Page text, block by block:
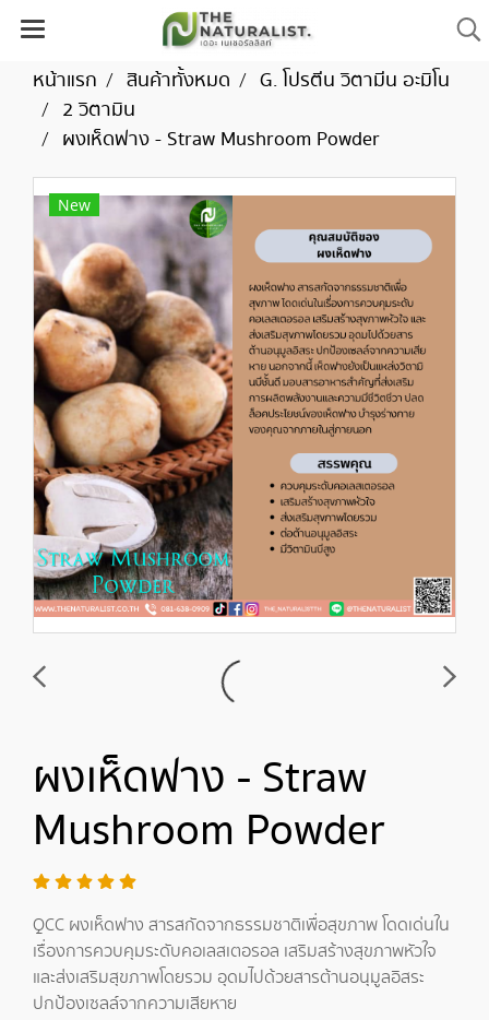
หน้าแรก สินค้าทั้งหมด
G. โปรตีน วิตามีน อะมิโน
2 วิตามิน
ผงเห็ดฟาง - Straw Mushroom Powder
New
ผงเห็ดฟาง - Straw
Mushroom Powder
QCC ผงเห็ดฟาง สารสกัดจากธรรมชาติเพื่อสุขภาพ โดดเด่นใน
เรื่องการควบคุมระดับคอเลสเตอรอล เสริมสร้างสุขภาพหัวใจ
และส่งเสริมสุขภาพโดยรวม อุดมไปด้วยสารต้านอนุมูลอิสระ
ปกป้องเซลล์จากความเสียหาย